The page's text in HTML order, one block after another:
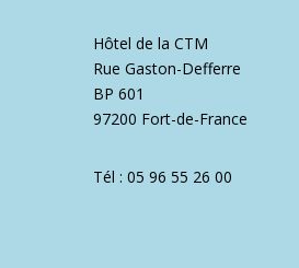
Hôtel de la CTM
Rue Gaston-Defferre
BP 601
97200 Fort-de-France
Tél : 05 96 55 26 00